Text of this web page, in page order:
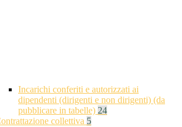
Incarichi conferiti e autorizzati ai
dipendenti (dirigenti e non dirigenti) (da
pubblicare in tabelle) 24
collettiva 5